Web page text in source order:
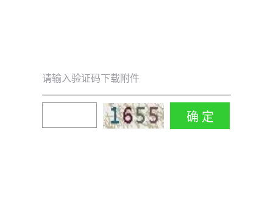
请输入验证码下载附件